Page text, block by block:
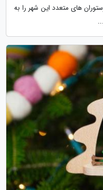
های متعدد این شهر را به